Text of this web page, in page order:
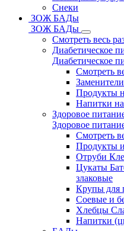
Снеки
ЗОЖ БАДы
ЗОЖ БАДы
Смотреть весь
Диабетическое
Диабетическое
Смотреть
Продукты
Напитки на
Здоровое
Здоровое
Смотреть
Продукты
Отруби
Цукаты
злаковые
Крупы для
Соевые и
Хлебцы
Напитки